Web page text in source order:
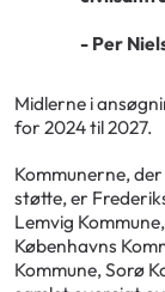
- Per
Midlerne i
for 2024 til 2027.
Kommunerne,
støtte, er
Lemvig
Københavns
Kommune, Sorø